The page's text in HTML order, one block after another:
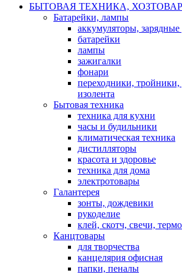
БЫТОВАЯ ТЕХНИКА,
Батарейки, лампы
аккумуляторы, зарядные
батарейки
лампы
зажигалки
фонари
переходники, тройники,
изолента
Бытовая техника
техника для кухни
часы и будильники
климатическая техника
дистилляторы
красота и здоровье
техника для дома
электротовары
Галантерея
зонты, дождевики
рукоделие
клей, скотч, свечи,
Канцтовары
для творчества
канцелярия офисная
папки, пеналы